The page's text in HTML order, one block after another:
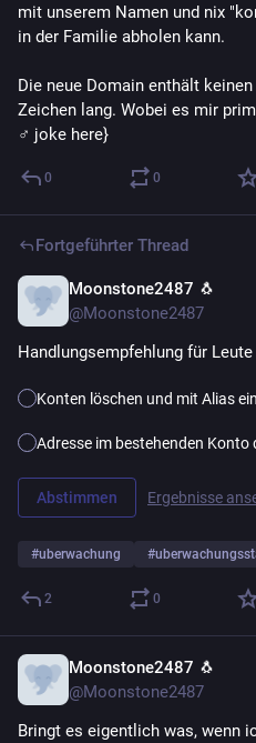
mit unserem Namen und nix
in der Familie abholen kann.
Die neue Domain enthält keinen
Zeichen lang. Wobei es mir
♂️ joke here}
0 0
Fortgeführter Thread
Moonstone2487 🐧
@Moonstone2487
Handlungsempfehlung für Leute
Konten löschen und mit Alias ein
Adresse im bestehenden Konto
Abstimmen Ergebnisse
#uberwachung #
2 0
Moonstone2487 🐧
@Moonstone2487
Bringt es eigentlich was, wenn